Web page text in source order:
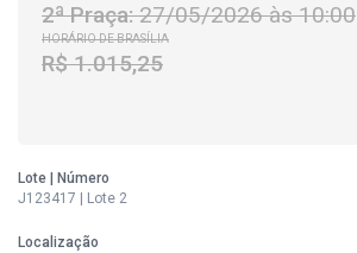
2ª Praça:27/05/2026 às 10:00
HORÁRIO DE BRASÍLIA
R$ 1.015,25
Lote | Número
J123417 | Lote 2
Localização